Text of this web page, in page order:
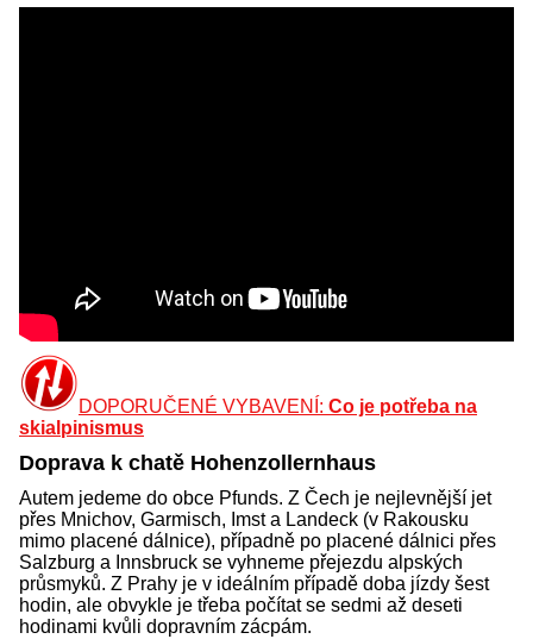
DOPORUČENÉ VYBAVENÍ: Co je potřeba na
skialpinismus
Doprava k chatě Hohenzollernhaus
Autem jedeme do obce Pfunds. Z Čech je nejlevnější jet
přes Mnichov, Garmisch, Imst a Landeck (v Rakousku
mimo placené dálnice), případně po placené dálnici přes
Salzburg a Innsbruck se vyhneme přejezdu alpských
průsmyků. Z Prahy je v ideálním případě doba jízdy šest
hodin, ale obvykle je třeba počítat se sedmi až deseti
hodinami kvůli dopravním zácpám.